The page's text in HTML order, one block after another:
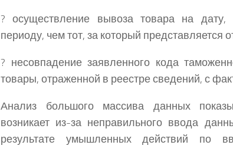
? осуществление вывоза товара на
периоду, чем тот, за который представляется
? несовпадение заявленного кода
товары, отраженной в реестре сведений, с
Анализ большого массива данных
возникает из-за неправильного ввода
результате умышленных действий по